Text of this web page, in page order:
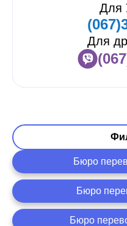
Для
Для
Бюро
Бюро
Бюро